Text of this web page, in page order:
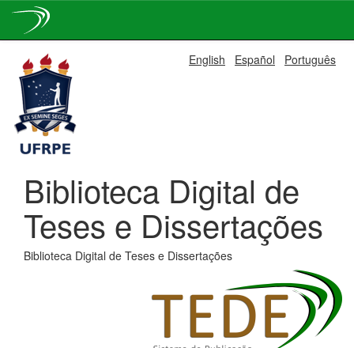
navigation
English Español Português
Biblioteca Digital de
Teses e Dissertações
Biblioteca Digital de Teses e Dissertações